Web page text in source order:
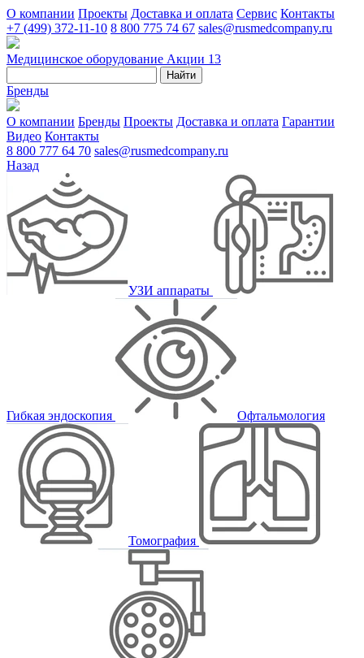
О компании Проекты Доставка и оплата Сервис Контакты
+7 (499) 372-11-10 8 800 775 74 67 sales@rusmedcompany.ru
Медицинское оборудование Акции 13
Найти
Бренды
О компании Бренды Проекты Доставка и оплата Гарантии
Видео Контакты
8 800 777 64 70 sales@rusmedcompany.ru
Назад
УЗИ аппараты
Гибкая эндоскопия Офтальмология
Томография